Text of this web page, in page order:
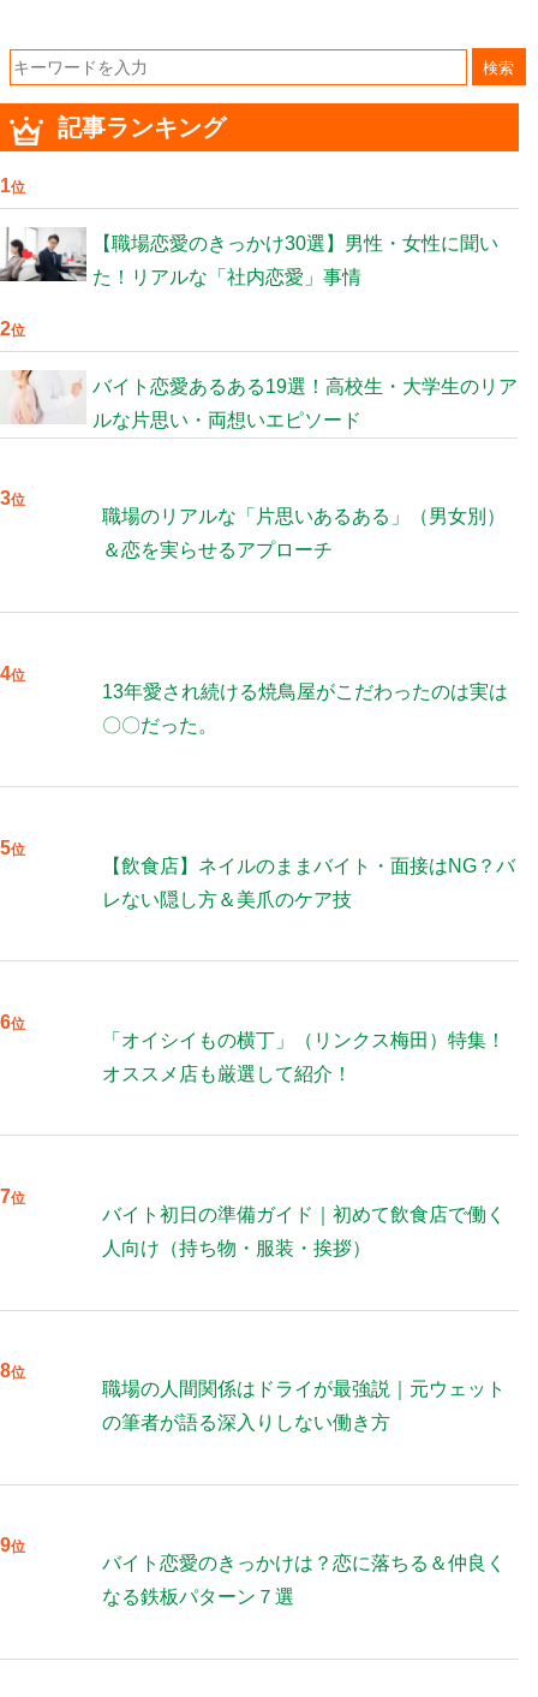
検索
記事ランキング
1位
【職場恋愛のきっかけ30選】男性・女性に聞い
た！リアルな「社内恋愛」事情
2位
バイト恋愛あるある19選！高校生・大学生のリア
ルな片思い・両想いエピソード
3位
職場のリアルな「片思いあるある」（男女別）
＆恋を実らせるアプローチ
4位
13年愛され続ける焼鳥屋がこだわったのは実は
〇〇だった。
5位
【飲食店】ネイルのままバイト・面接はNG？バ
レない隠し方＆美爪のケア技
6位
「オイシイもの横丁」（リンクス梅田）特集！
オススメ店も厳選して紹介！
7位
バイト初日の準備ガイド｜初めて飲食店で働く
人向け（持ち物・服装・挨拶）
8位
職場の人間関係はドライが最強説｜元ウェット
の筆者が語る深入りしない働き方
9位
バイト恋愛のきっかけは？恋に落ちる＆仲良く
なる鉄板パターン７選